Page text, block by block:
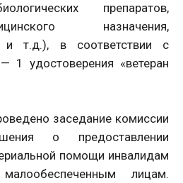
препаратов,
назначения,
и т.д.), в соответствии с
1 удостоверения «ветеран
заседание комиссии
о предоставлении
помощи инвалидам
лицам.